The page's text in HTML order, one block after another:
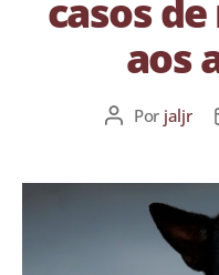
casos
aos
Por jaljr